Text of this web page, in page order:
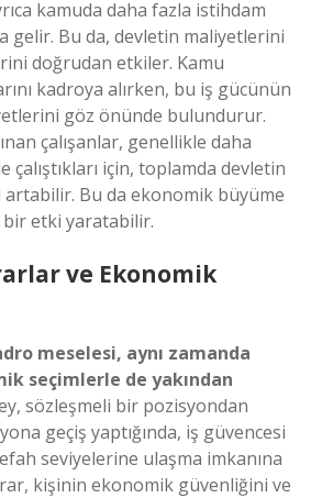
kamuda daha fazla istihdam
gelir. Bu da, devletin maliyetlerini
doğrudan etkiler. Kamu
kadroya alırken, bu iş gücünün
göz önünde bulundurur.
çalışanlar, genellikle daha
çalıştıkları için, toplamda devletin
Bu da ekonomik büyüme
bir etki yaratabilir.
ve Ekonomik
meselesi, aynı zamanda
seçimlerle de yakından
sözleşmeli bir pozisyondan
geçiş yaptığında, iş güvencesi
seviyelerine ulaşma imkanına
kişinin ekonomik güvenliğini ve